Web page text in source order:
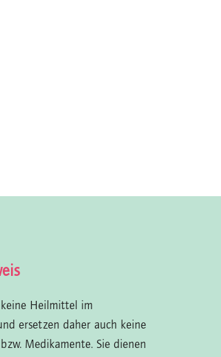
Heilmittel im
ersetzen daher auch keine
Medikamente. Sie dienen